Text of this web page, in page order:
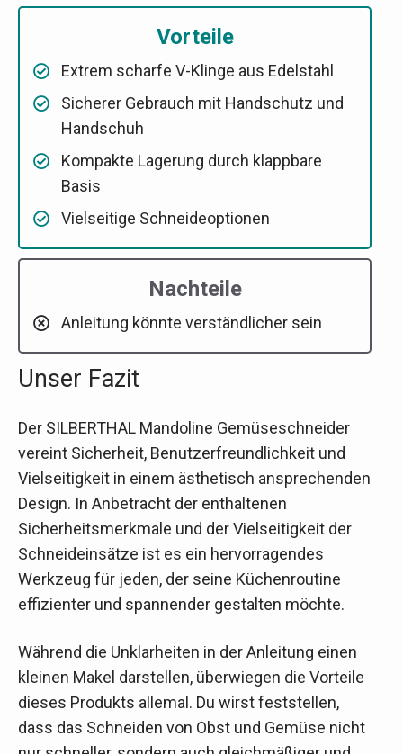
Vorteile
Extrem scharfe V-Klinge aus Edelstahl
Sicherer Gebrauch mit Handschutz und
Handschuh
Kompakte Lagerung durch klappbare
Basis
Vielseitige Schneideoptionen
Nachteile
Anleitung könnte verständlicher sein
Unser Fazit
Der SILBERTHAL Mandoline Gemüseschneider
vereint Sicherheit, Benutzerfreundlichkeit und
Vielseitigkeit in einem ästhetisch ansprechenden
Design. In Anbetracht der enthaltenen
Sicherheitsmerkmale und der Vielseitigkeit der
Schneideinsätze ist es ein hervorragendes
Werkzeug für jeden, der seine Küchenroutine
effizienter und spannender gestalten möchte.
Während die Unklarheiten in der Anleitung einen
kleinen Makel darstellen, überwiegen die Vorteile
dieses Produkts allemal. Du wirst feststellen,
dass das Schneiden von Obst und Gemüse nicht